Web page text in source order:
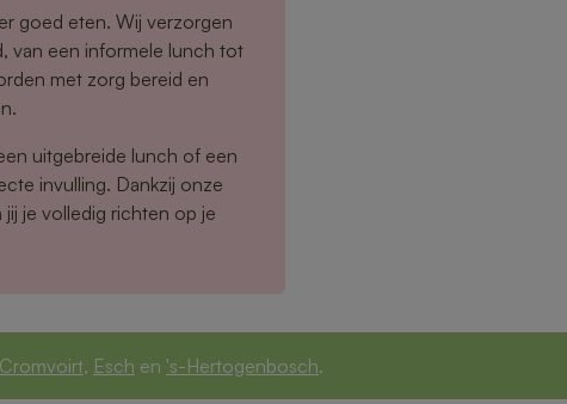
goed eten. Wij verzorgen
van een informele lunch tot
met zorg bereid en
uitgebreide lunch of een
invulling. Dankzij onze
jij je volledig richten op je
Cromvoirt, Esch en 's-Hertogenbosch.